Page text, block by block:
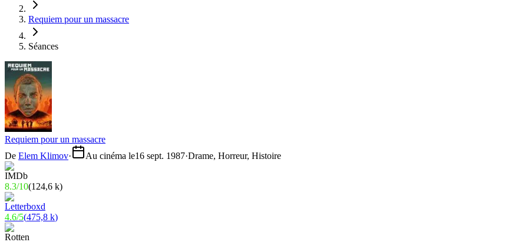
Requiem pour un massacre
Séances
Requiem pour un massacre
De Elem Klimov· Au cinéma le16 sept. 1987·Drame, Horreur, Histoire
8.3/10(124,6 k)
4.6/5(475,8 k)